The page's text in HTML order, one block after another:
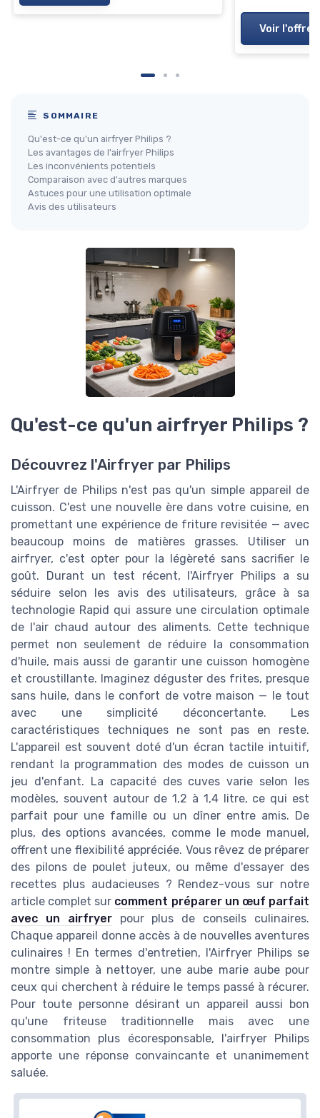
Voir l'offre
SOMMAIRE
Qu'est-ce qu'un airfryer Philips ?
Les avantages de l'airfryer Philips
Les inconvénients potentiels
Comparaison avec d'autres marques
Astuces pour une utilisation optimale
Avis des utilisateurs
Qu'est-ce qu'un airfryer Philips ?
Découvrez l'Airfryer par Philips
L'Airfryer de Philips n'est pas qu'un simple appareil de
cuisson. C'est une nouvelle ère dans votre cuisine, en
promettant une expérience de friture revisitée — avec
beaucoup moins de matières grasses. Utiliser un
airfryer, c'est opter pour la légèreté sans sacrifier le
goût. Durant un test récent, l'Airfryer Philips a su
séduire selon les avis des utilisateurs, grâce à sa
technologie Rapid qui assure une circulation optimale
de l'air chaud autour des aliments. Cette technique
permet non seulement de réduire la consommation
d'huile, mais aussi de garantir une cuisson homogène
et croustillante. Imaginez déguster des frites, presque
sans huile, dans le confort de votre maison — le tout
avec une simplicité déconcertante. Les
caractéristiques techniques ne sont pas en reste.
L'appareil est souvent doté d'un écran tactile intuitif,
rendant la programmation des modes de cuisson un
jeu d'enfant. La capacité des cuves varie selon les
modèles, souvent autour de 1,2 à 1,4 litre, ce qui est
parfait pour une famille ou un dîner entre amis. De
plus, des options avancées, comme le mode manuel,
offrent une flexibilité appréciée. Vous rêvez de préparer
des pilons de poulet juteux, ou même d'essayer des
recettes plus audacieuses ? Rendez-vous sur notre
article complet sur comment préparer un œuf parfait
avec un airfryerpour plus de conseils culinaires.
Chaque appareil donne accès à de nouvelles aventures
culinaires ! En termes d'entretien, l'Airfryer Philips se
montre simple à nettoyer, une aube marie aube pour
ceux qui cherchent à réduire le temps passé à récurer.
Pour toute personne désirant un appareil aussi bon
qu'une friteuse traditionnelle mais avec une
consommation plus écoresponsable, l'airfryer Philips
apporte une réponse convaincante et unanimement
saluée.